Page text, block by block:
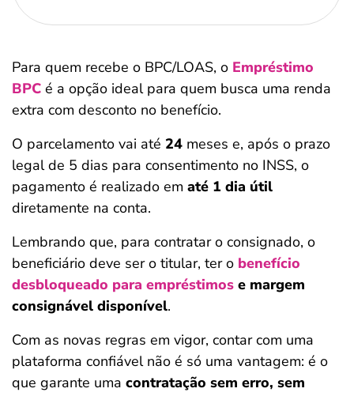
Para quem recebe o BPC/LOAS, o Empréstimo
BPC é a opção ideal para quem busca uma renda
extra com desconto no benefício.
O parcelamento vai até 24 meses e, após o prazo
legal de 5 dias para consentimento no INSS, o
pagamento é realizado em até 1 dia útil
diretamente na conta.
Lembrando que, para contratar o consignado, o
beneficiário deve ser o titular, ter o benefício
desbloqueado para empréstimos e margem
consignável disponível.
Com as novas regras em vigor, contar com uma
plataforma confiável não é só uma vantagem: é o
que garante uma contratação sem erro, sem